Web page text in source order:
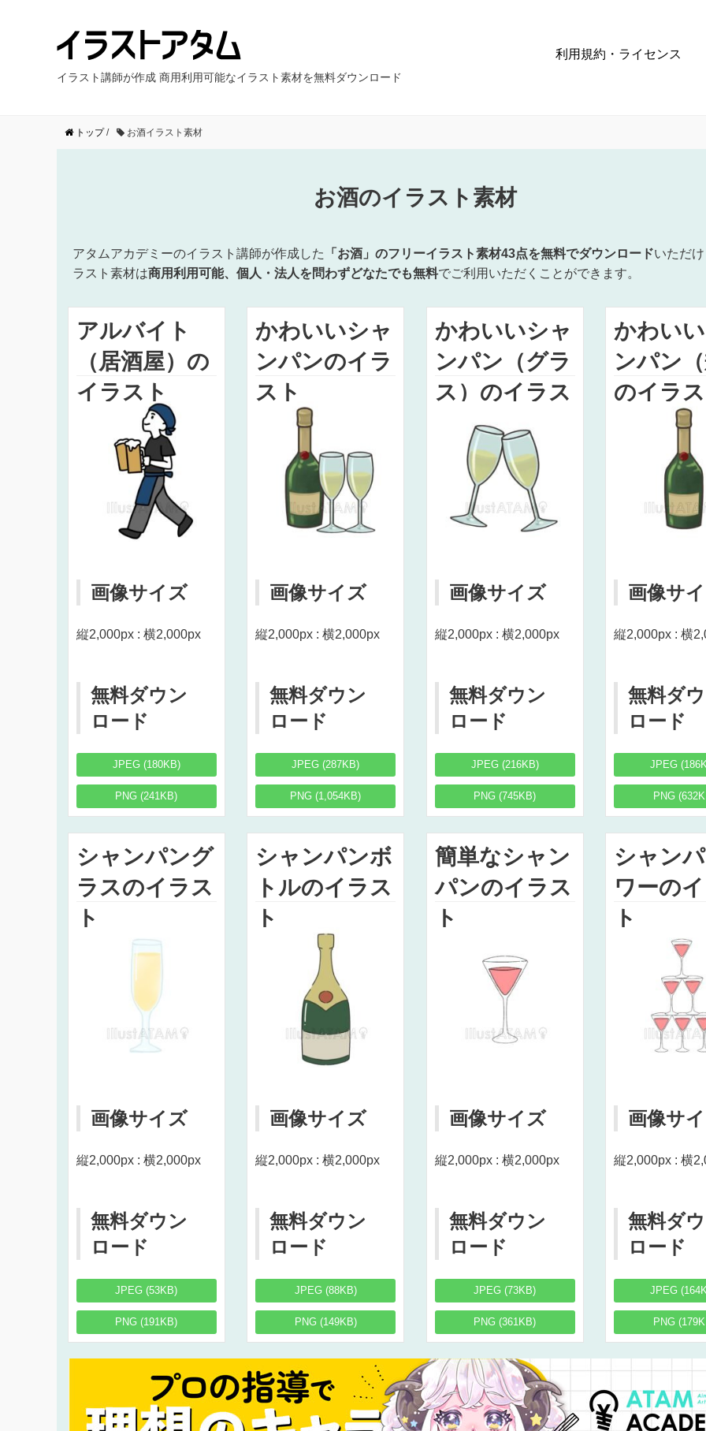
イラスト講師が作成 商用利用可能なイラスト素材を無料ダウンロード
利用規約・ライセンス
トップ/ お酒イラスト素材
お酒のイラスト素材
アタムアカデミーのイラスト講師が作成した 「お酒」のフリーイラスト素材43点を無料でダウンロードいただ
ラスト素材は商用利用可能、個人・法人を問わずどなたでも無料でご利用いただくことができます。
アルバイト
（居酒屋）の
イラスト
画像サイズ
縦2,000px : 横2,000px
無料ダウン
ロード
JPEG (180KB)
PNG (241KB)
かわいいシャ
ンパンのイラ
スト
画像サイズ
縦2,000px : 横2,000px
無料ダウン
ロード
JPEG (287KB)
PNG (1,054KB)
かわいいシャ
ンパン（グラ
ス）のイラス
画像サイズ
縦2,000px : 横2,000px
無料ダウン
ロード
JPEG (216KB)
PNG (745KB)
かわい
ンパン
のイラ
画像サ
縦2,000px : 横
無料ダ
ロード
JPEG
PNG
シャンパング
ラスのイラス
ト
画像サイズ
縦2,000px : 横2,000px
無料ダウン
ロード
JPEG (53KB)
PNG (191KB)
シャンパンボ
トルのイラス
ト
画像サイズ
縦2,000px : 横2,000px
無料ダウン
ロード
JPEG (88KB)
PNG (149KB)
簡単なシャン
パンのイラス
ト
画像サイズ
縦2,000px : 横2,000px
無料ダウン
ロード
JPEG (73KB)
PNG (361KB)
シャン
ワーの
ト
画像サ
縦2,000px : 横
無料ダ
ロード
JPEG
PNG